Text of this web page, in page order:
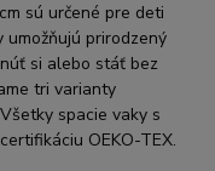
sú určené pre deti
umožňujú prirodzený
si alebo stáť bez
tri varianty
spacie vaky s
OEKO-TEX.